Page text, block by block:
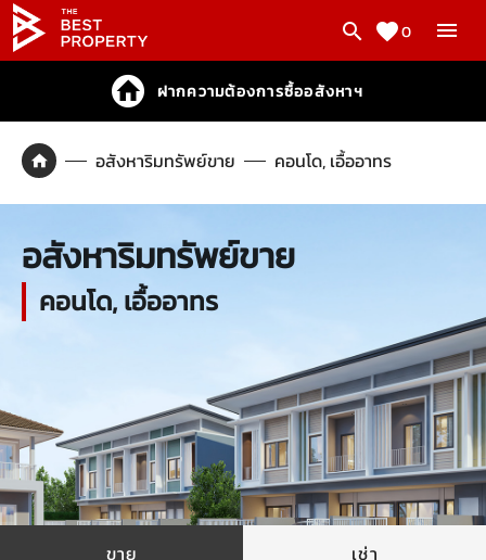
0
ฝากความต้องการซื้ออสังหาฯ
อสังหาริมทรัพย์ขาย คอนโด, เอื้ออาทร
อสังหาริมทรัพย์ขาย
คอนโด, เอื้ออาทร
ขาย เช่า